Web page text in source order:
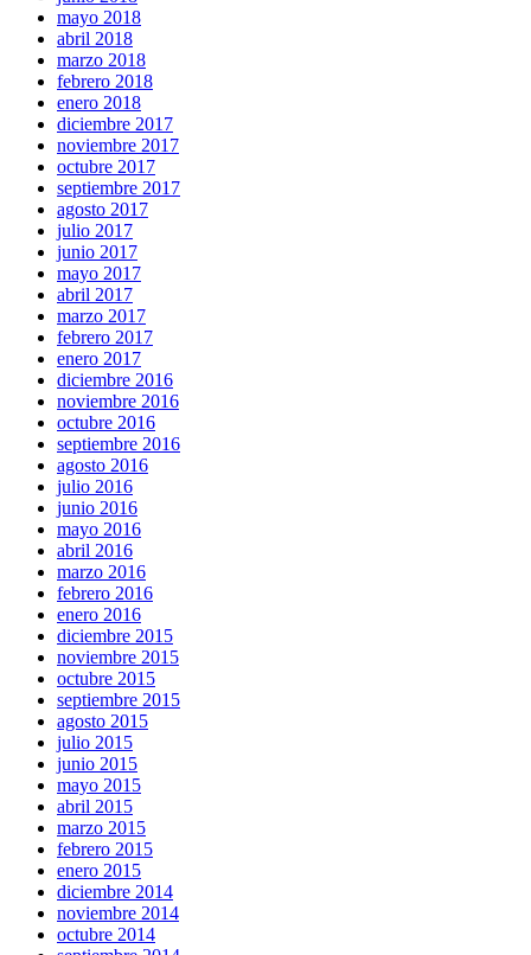
mayo 2018
abril 2018
marzo 2018
febrero 2018
enero 2018
diciembre 2017
noviembre 2017
octubre 2017
septiembre 2017
agosto 2017
julio 2017
junio 2017
mayo 2017
abril 2017
marzo 2017
febrero 2017
enero 2017
diciembre 2016
noviembre 2016
octubre 2016
septiembre 2016
agosto 2016
julio 2016
junio 2016
mayo 2016
abril 2016
marzo 2016
febrero 2016
enero 2016
diciembre 2015
noviembre 2015
octubre 2015
septiembre 2015
agosto 2015
julio 2015
junio 2015
mayo 2015
abril 2015
marzo 2015
febrero 2015
enero 2015
diciembre 2014
noviembre 2014
octubre 2014